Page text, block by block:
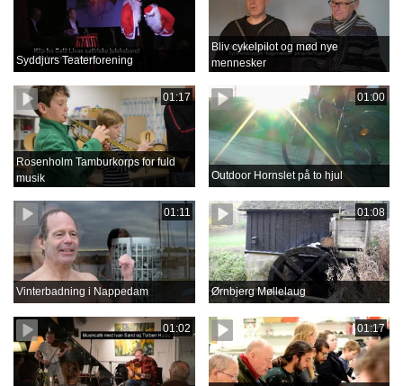
Syddjurs Teaterforening
Bliv cykelpilot og mød nye
mennesker
01:17
Rosenholm Tamburkorps for fuld
musik
01:00
Outdoor Hornslet på to hjul
01:11
Vinterbadning i Nappedam
01:08
Ørnbjerg Møllelaug
01:02 01:17